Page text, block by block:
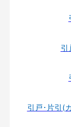
引
引戸･片引(